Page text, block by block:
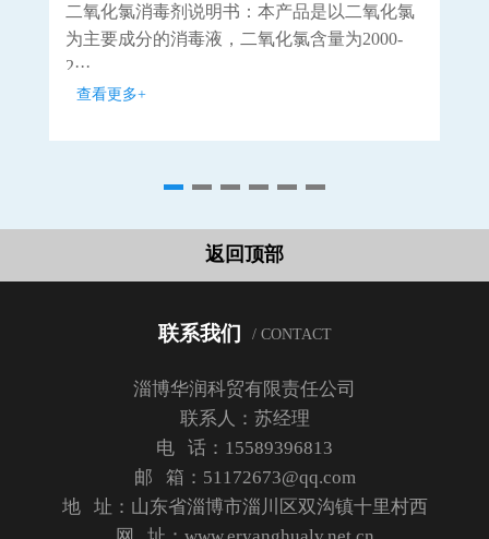
二氧化氯消毒剂说明书：本产品是以二氧化氯
为主要成分的消毒液，二氧化氯含量为2000-
2···
查看更多+
返回顶部
联系我们 / CONTACT
淄博华润科贸有限责任公司
联系人：苏经理
电 话：15589396813
邮 箱：51172673@qq.com
地 址：山东省淄博市淄川区双沟镇十里村西